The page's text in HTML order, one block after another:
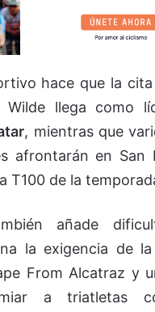
hace que la
Wilde llega como
, mientras que
afrontarán en San
T100 de la
añade
la exigencia de
From Alcatraz y
a triatletas